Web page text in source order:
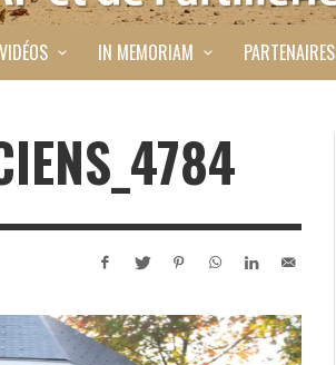
IN MEMORIAM PARTENAIRES